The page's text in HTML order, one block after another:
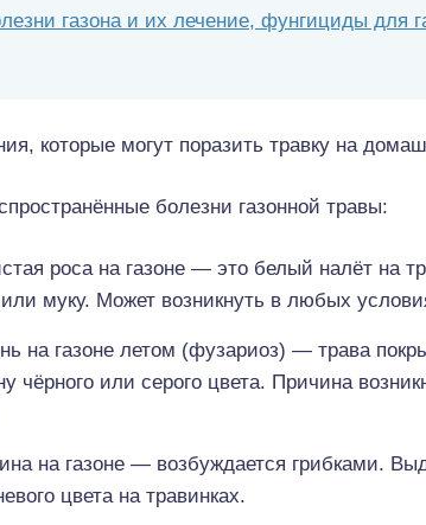
газона и их лечение, фунгициды для
которые могут поразить травку на
болезни газонной травы:
роса на газоне — это белый налёт на
муку. Может возникнуть в любых
на газоне летом (фузариоз) — трава
чёрного или серого цвета. Причина
на газоне — возбуждается грибками.
цвета на травинках.